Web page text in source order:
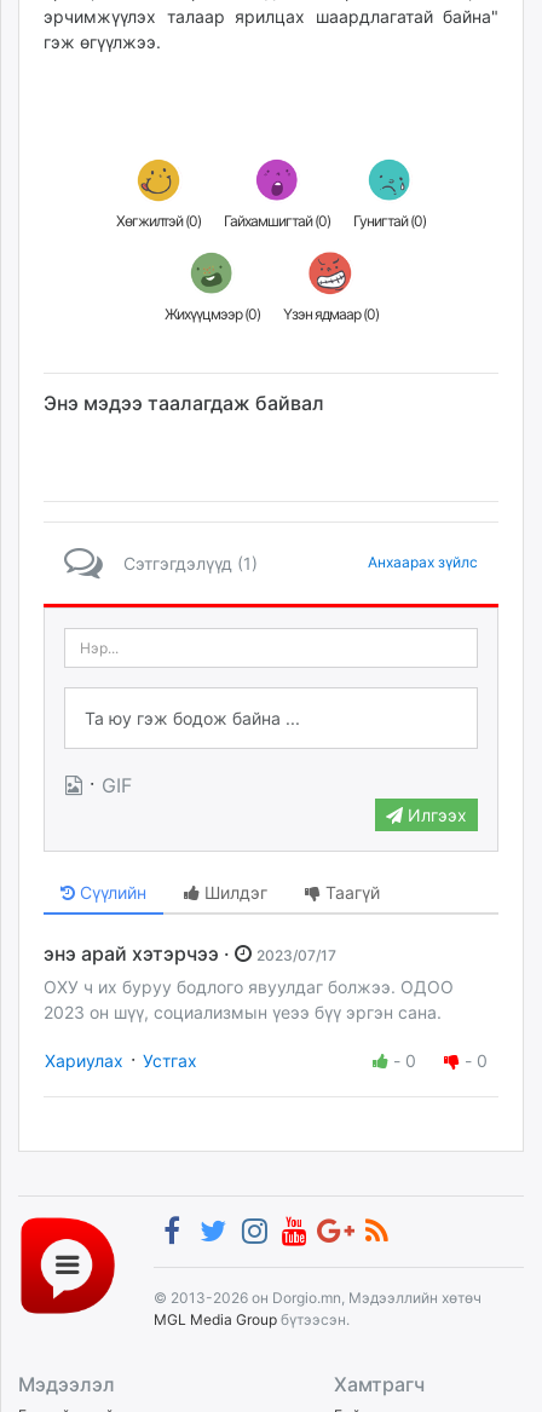
times.mn
tvmongolia.mn
paparazzi.mn
эрчимжүүлэх талаар ярилцах шаардлагатай байна"
гэж өгүүлжээ.
Хөгжилтэй (0) Гайхамшигтай (0) Гунигтай (0)
Жихүүцмээр (0) Үзэн ядмаар (0)
Энэ мэдээ таалагдаж байвал
Сэтгэгдэлүүд (1) Анхаарах зүйлс
· GIF
Илгээх
Сүүлийн Шилдэг Таагүй
энэ арай хэтэрчээ · 2023/07/17
ОХУ ч их буруу бодлого явуулдаг болжээ. ОДОО
2023 он шүү, социализмын үеээ бүү эргэн сана.
Хариулах · Устгах - 0 - 0
© 2013-2026 он Dorgio.mn, Мэдээллийн хөтөч
MGL Media Group бүтээсэн.
Мэдээлэл Хамтрагч